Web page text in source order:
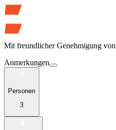
Mit freundlicher Genehmigung von
Anmerkungen
Personen
3